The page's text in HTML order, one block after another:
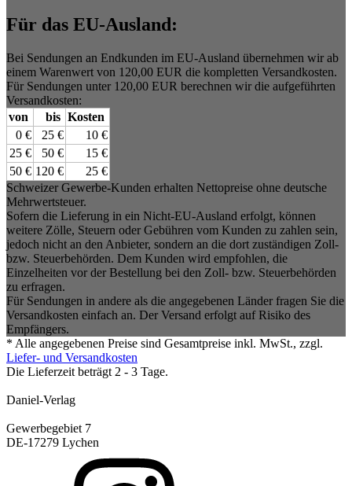
Für das EU-Ausland:
Bei Sendungen an Endkunden im EU-Ausland übernehmen wir ab
einem Warenwert von 120,00 EUR die kompletten Versandkosten.
Für Sendungen unter 120,00 EUR berechnen wir die aufgeführten
Versandkosten:
von
bis Kosten
0 €
25 €
10 €
25 €
50 €
15 €
50 € 120 €
25 €
Schweizer Gewerbe-Kunden erhalten Nettopreise ohne deutsche
Mehrwertsteuer.
Sofern die Lieferung in ein Nicht-EU-Ausland erfolgt, können
weitere Zölle, Steuern oder Gebühren vom Kunden zu zahlen sein,
jedoch nicht an den Anbieter, sondern an die dort zuständigen Zoll-
bzw. Steuerbehörden. Dem Kunden wird empfohlen, die
Einzelheiten vor der Bestellung bei den Zoll- bzw. Steuerbehörden
zu erfragen.
Für Sendungen in andere als die angegebenen Länder fragen Sie die
Versandkosten einfach an. Der Versand erfolgt auf Risiko des
Empfängers.
* Alle angegebenen Preise sind Gesamtpreise inkl. MwSt., zzgl.
Liefer- und Versandkosten
Die Lieferzeit beträgt 2 - 3 Tage.
Daniel-Verlag
Gewerbegebiet 7
DE-17279 Lychen